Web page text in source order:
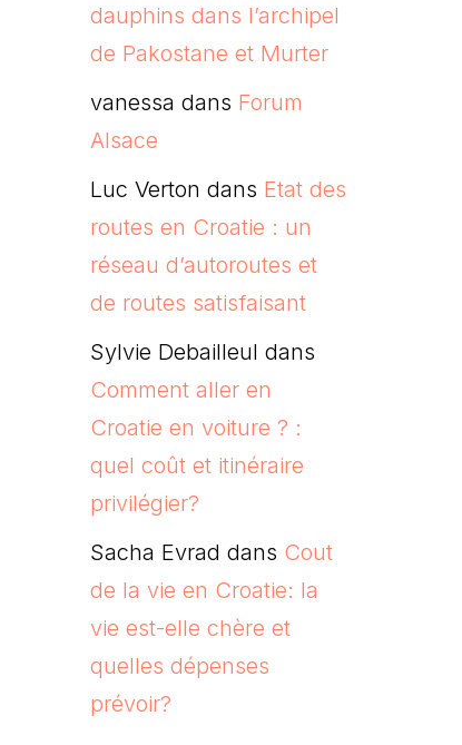
dauphins dans l’archipel
de Pakostane et Murter
vanessa dans Forum
Alsace
Luc Verton dans Etat des
routes en Croatie : un
réseau d’autoroutes et
de routes satisfaisant
Sylvie Debailleul dans
Comment aller en
Croatie en voiture ? :
quel coût et itinéraire
privilégier?
Sacha Evrad dans Cout
de la vie en Croatie: la
vie est-elle chère et
quelles dépenses
prévoir?